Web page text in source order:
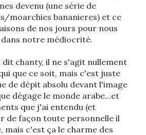
devenu (une série de
moarchies bananieres) et ce
de nos jours pour nous
notre médiocrité.
dit chanty, il ne s'agit nullement
que ce soit, mais c'est juste
de dépit absolu devant l'image
dégage le monde arabe...et
que j'ai entendu (et
de façon toute personnelle il
mais c'est ça le charme des